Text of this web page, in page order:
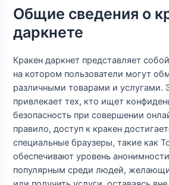
Общие сведения о
даркнете
Кракен даркнет представляет
на котором пользователи могут
различными товарами и услугами.
привлекает тех, кто ищет
безопасность при совершении
правило, доступ к кракен
специальные браузеры, такие как
обеспечивают уровень
популярным среди людей,